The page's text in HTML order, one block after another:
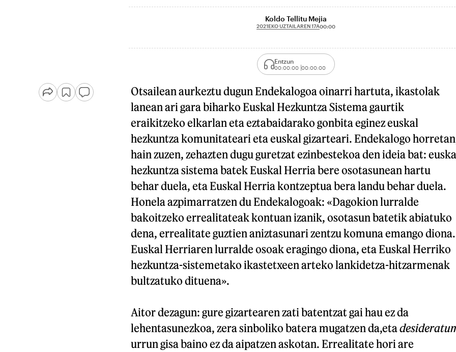
Koldo Tellitu Mejia
2021EKO UZTAILAREN 17A00:00
Entzun
00:00:00 00:00:00
Otsailean aurkeztu dugun Endekalogoa oinarri hartuta, ikastolak
lanean ari gara biharko Euskal Hezkuntza Sistema gaurtik
eraikitzeko elkarlan eta eztabaidarako gonbita eginez euskal
hezkuntza komunitateari eta euskal gizarteari. Endekalogo
hain zuzen, zehazten dugu guretzat ezinbestekoa den ideia bat:
hezkuntza sistema batek Euskal Herria bere osotasunean hartu
behar duela, eta Euskal Herria kontzeptua bera landu behar duela.
Honela azpimarratzen du Endekalogoak: «Dagokion lurralde
bakoitzeko errealitateak kontuan izanik, osotasun batetik abiatuko
dena, errealitate guztien aniztasunari zentzu komuna emango diona.
Euskal Herriaren lurralde osoak eragingo diona, eta Euskal Herriko
hezkuntza-sistemetako ikastetxeen arteko lankidetza-hitzarmenak
bultzatuko dituena».
Aitor dezagun: gure gizartearen zati batentzat gai hau ez da
lehentasunezkoa, zera sinboliko batera mugatzen da,eta
urrun gisa baino ez da aipatzen askotan. Errealitate hori are